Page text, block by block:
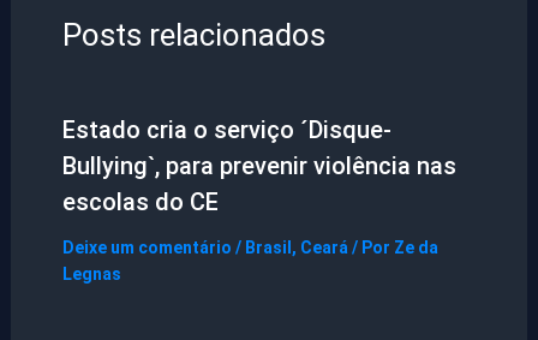
Posts relacionados
Estado cria o serviço ´Disque-
Bullying`, para prevenir violência nas
escolas do CE
Deixe um comentário / Brasil , Ceará / Por Ze da
Legnas